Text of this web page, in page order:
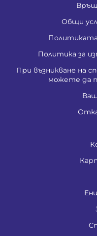
Общи
Политика за
При възникване на
можете да